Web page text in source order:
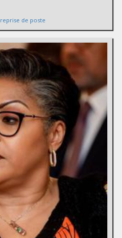
reprise de poste